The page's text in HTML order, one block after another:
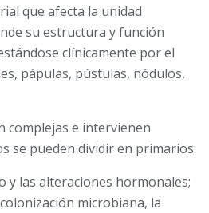
que afecta la unidad
su estructura y función
clínicamente por el
pápulas, pústulas, nódulos,
complejas e intervienen
se pueden dividir en primarios:
y las alteraciones hormonales;
microbiana, la